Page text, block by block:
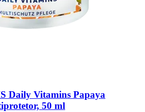
Daily Vitamins Papaya
50 ml